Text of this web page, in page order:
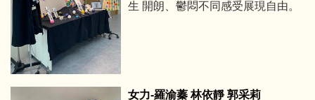
生 開朗、鬱悶不同感受展現自由。
女力-羅渝蓁 林依靜 郭采莉